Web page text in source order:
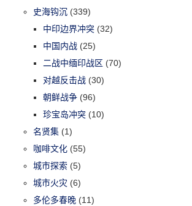
史海钩沉 (339)
中印边界冲突 (32)
中国内战 (25)
二战中缅印战区 (70)
对越反击战 (30)
朝鲜战争 (96)
珍宝岛冲突 (10)
名贤集 (1)
咖啡文化 (55)
城市探索 (5)
城市火灾 (6)
多伦多春晚 (11)